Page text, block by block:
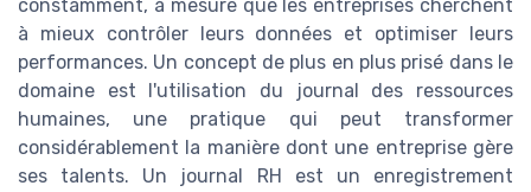
constamment, à mesure que les entreprises cherchent
à mieux contrôler leurs données et optimiser leurs
performances. Un concept de plus en plus prisé dans le
domaine est l'utilisation du journal des ressources
humaines, une pratique qui peut transformer
considérablement la manière dont une entreprise gère
ses talents. Un journal RH est un enregistrement